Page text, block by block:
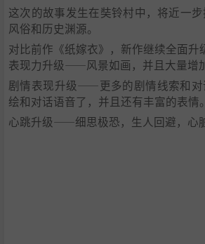
这次的故事发生在奘铃村中，将近一
风俗和历史渊源。
对比前作《纸嫁衣》，新作继续全面升
表现力升级——风景如画，并且大量增
剧情表现升级——更多的剧情线索和对
绘和对话语音了，并且还有丰富的表情。
心跳升级——细思极恐，生人回避，心